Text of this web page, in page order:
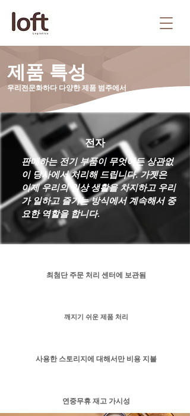
제품 특성
우리전문화하다 다양한 제품 범주에서
전자
판매하는 전기 부품이 무엇이든 상관없
이 당사에서 처리해 드립니다. 가젯은
이제 우리의 일상 생활을 차지하고 우리
가 일하고 즐기는 방식에서 계속해서 중
요한 역할을 합니다.
최첨단 주문 처리 센터에 보관됨
깨지기 쉬운 제품 처리
사용한 스토리지에 대해서만 비용 지불
연중무휴 재고 가시성